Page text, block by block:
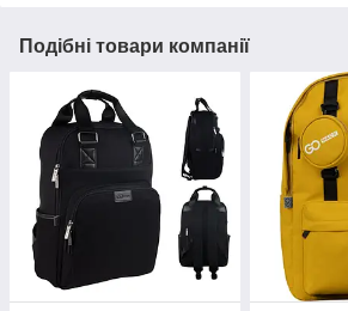
Подібні товари компанії